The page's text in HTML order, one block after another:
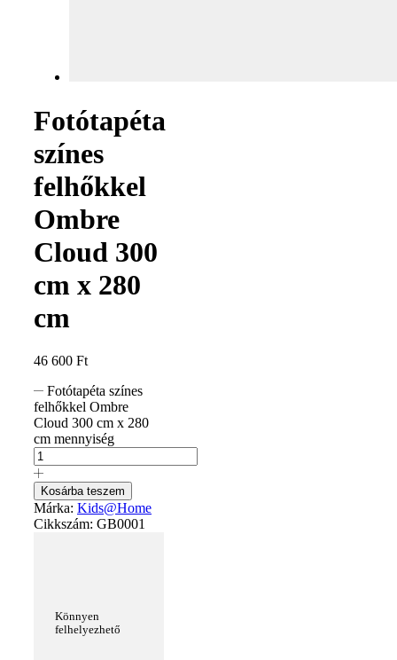
Fotótapéta
színes
felhőkkel
Ombre
Cloud 300
cm x 280
cm
46 600 Ft
Fotótapéta színes
felhőkkel Ombre
Cloud 300 cm x 280
cm mennyiség
Kosárba teszem
Márka: Kids@Home
Cikkszám: GB0001
Könnyen
felhelyezhető